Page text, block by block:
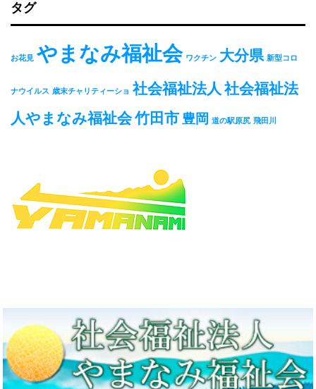
タグ
お花見 やまなみ福祉会 ワクチン 大分県 新型コロ
ナウイルス 歳末チャリティーショ 社会福祉法人 社会福祉法
人やまなみ福祉会竹田市 豊岡 道の駅原尻 飛田川